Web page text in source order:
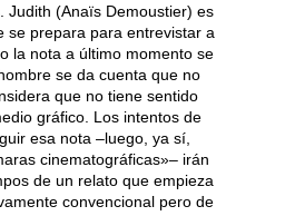
Judith (Anaïs Demoustier) es
se prepara para entrevistar a
la nota a último momento se
se da cuenta que no
que no tiene sentido
gráfico. Los intentos de
esa nota –luego, ya sí,
cinematográficas»– irán
de un relato que empieza
convencional pero de